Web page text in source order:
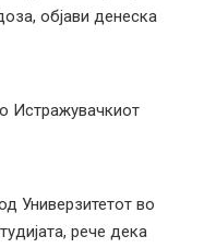
објави денеска
Истражувачкиот
Универзитетот во
рече дека